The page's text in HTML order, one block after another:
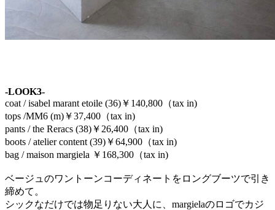
-LOOK3-
coat / isabel marant etoile (36)￥140,800（tax in)
tops /MM6 (m)￥37,400（tax in)
pants / the Reracs (38)￥26,400（tax in)
boots / atelier content (39)￥64,900（tax in)
bag / maison margiela ￥168,300（tax in)
ベージュのワントーンコーディネートをロングブーツで引き
締めて。
シックなだけでは物足りない大人に、margielaのロゴでカジ